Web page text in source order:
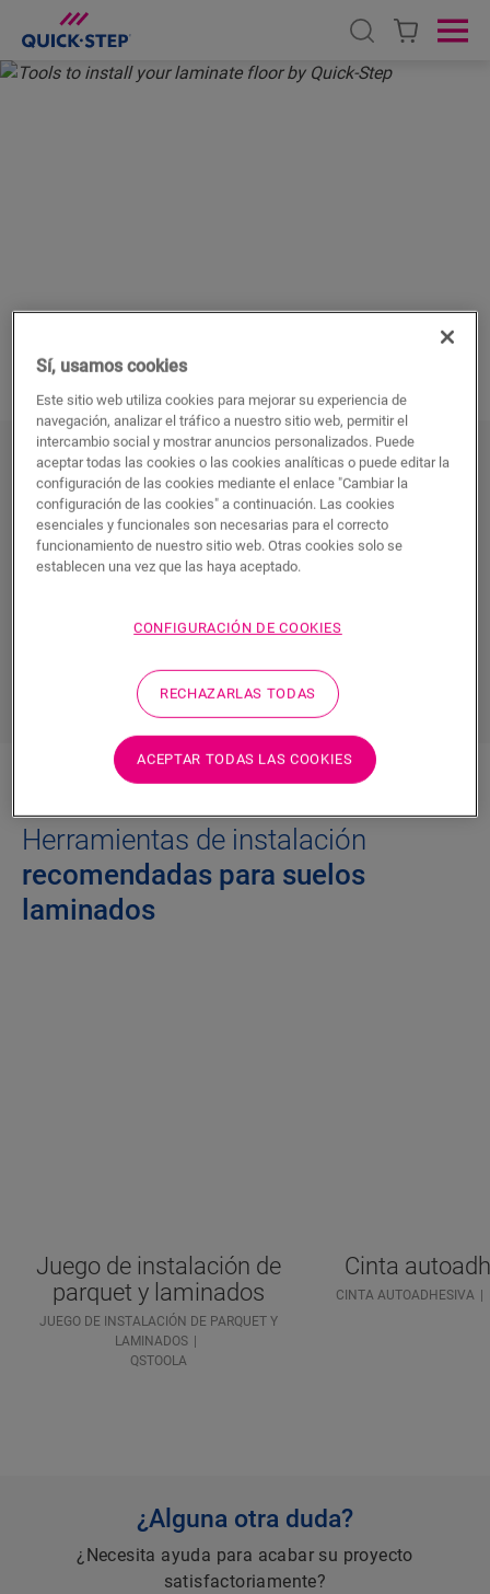
Open search
Todo lo que necesita para una
instalación sin problemas
Gracias al práctico sistema de clic y a las
Quick-Step son fáciles de instalar. Encuentre las
instalación sin preocupaciones.
Herramientas de instalación
recomendadas para suelos
laminados
Juego de instalación de
parquet y laminados
JUEGO DE INSTALACIÓN DE PARQUET Y
LAMINADOS
QSTOOLA
Cinta
CINTA AUTOADHESIVA
¿Alguna otra duda?
¿Necesita ayuda para acabar su proyecto
satisfactoriamente?
Sí, usamos cookies
Este sitio web utiliza cookies para mejorar su experiencia de
navegación, analizar el tráfico a nuestro sitio web, permitir el
intercambio social y mostrar anuncios personalizados. Puede
aceptar todas las cookies o las cookies analíticas o puede editar la
configuración de las cookies mediante el enlace "Cambiar la
configuración de las cookies" a continuación. Las cookies
esenciales y funcionales son necesarias para el correcto
funcionamiento de nuestro sitio web. Otras cookies solo se
establecen una vez que las haya aceptado.
CONFIGURACIÓN DE COOKIES
RECHAZARLAS TODAS
ACEPTAR TODAS LAS COOKIES